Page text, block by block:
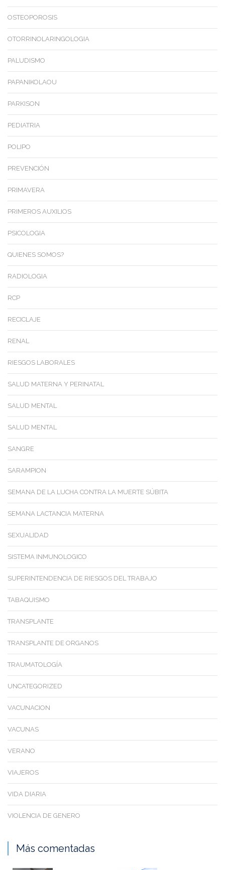
OSTEOPOROSIS
OTORRINOLARINGOLOGIA
PALUDISMO
PAPANIKOLAOU
PARKISON
PEDIATRIA
POLIPO
PREVENCIÓN
PRIMAVERA
PRIMEROS AUXILIOS
PSICOLOGIA
QUIENES SOMOS?
RADIOLOGIA
RCP
RECICLAJE
RENAL
RIESGOS LABORALES
SALUD MATERNA Y PERINATAL
SALUD MENTAL
SALUD MENTAL
SANGRE
SARAMPION
SEMANA DE LA LUCHA CONTRA LA MUERTE SÚBITA
SEMANA LACTANCIA MATERNA
SEXUALIDAD
SISTEMA INMUNOLOGICO
SUPERINTENDENCIA DE RIESGOS DEL TRABAJO
TABAQUISMO
TRANSPLANTE
TRANSPLANTE DE ORGANOS
TRAUMATOLOGÍA
UNCATEGORIZED
VACUNACION
VACUNAS
VERANO
VIAJEROS
VIDA DIARIA
VIOLENCIA DE GENERO
Más comentadas